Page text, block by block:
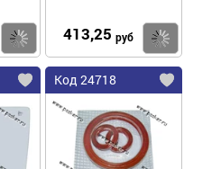
Купить
413,25 руб
Код 24718